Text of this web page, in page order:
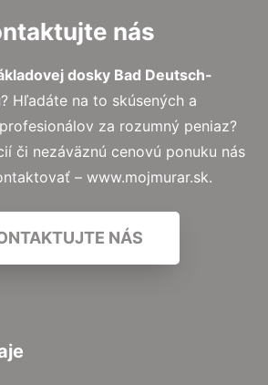
nás
dosky Bad Deutsch-
? Hľadáte na to skúsených a
za rozumný peniaz?
či nezáväznú cenovú ponuku nás
– www.mojmurar.sk.
NÁS